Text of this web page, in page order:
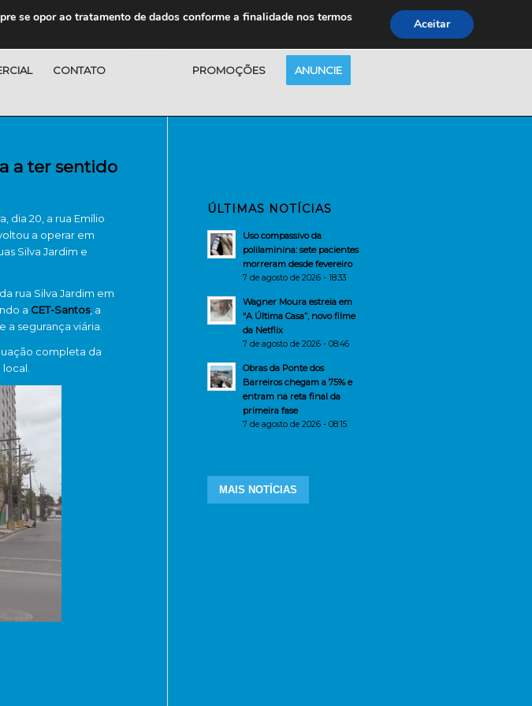
CONTATO PROMOÇÕES ANUNCIE
a ter sentido
dia 20, a rua Emílio
a operar em
Silva Jardim e
rua Silva Jardim em
a CET-Santos, a
a segurança viária.
completa da
ÚLTIMAS NOTÍCIAS
Uso compassivo da
polilaminina: sete pacientes
morreram desde fevereiro
7 de agosto de 2026 - 18:33
Wagner Moura estreia em
“A Última Casa”, novo filme
da Netflix
7 de agosto de 2026 - 08:46
Obras da Ponte dos
Barreiros chegam a 75% e
entram na reta final da
primeira fase
7 de agosto de 2026 - 08:15
MAIS NOTÍCIAS
se opor ao tratamento de dados conforme a finalidade nos termos
Aceitar